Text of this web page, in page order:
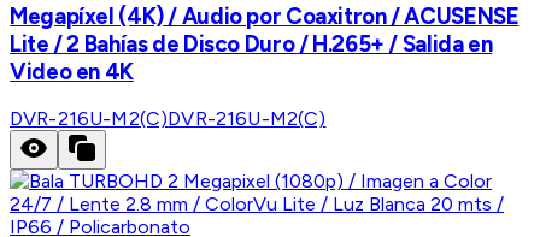
Megapíxel (4K) / Audio por Coaxitron / ACUSENSE
Lite / 2 Bahías de Disco Duro / H.265+ / Salida en
Video en 4K
DVR-216U-M2(C)DVR-216U-M2(C)